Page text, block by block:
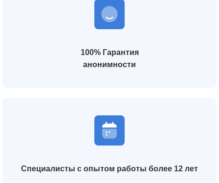
100% Гарантия
анонимности
Специалисты с опытом работы более 12 лет